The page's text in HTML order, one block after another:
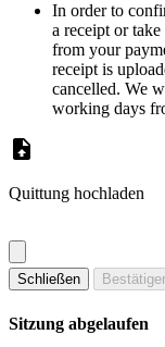
In order to
a receipt or
from your
receipt is
cancelled. We
working days
Quittung hochladen
Schließen
Sitzung abgelaufen